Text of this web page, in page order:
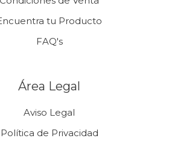
tu Producto
FAQ's
Área Legal
Aviso Legal
Política de Privacidad